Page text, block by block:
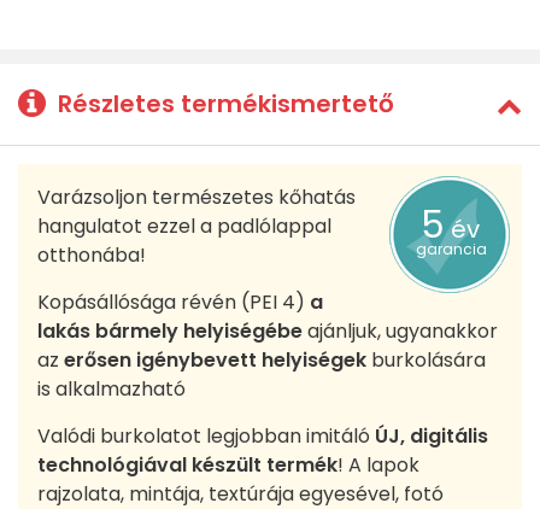
Részletes termékismertető
5év
garancia
Varázsoljon természetes kőhatás
hangulatot ezzel a padlólappal
otthonába!
Kopásállósága révén (PEI 4) a
lakás bármely helyiségébeajánljuk, ugyanakkor
az erősen igénybevett helyiségek burkolására
is alkalmazható
Valódi burkolatot legjobban imitáló ÚJ, digitális
technológiával készült termék! A lapok
rajzolata, mintája, textúrája egyesével, fotó